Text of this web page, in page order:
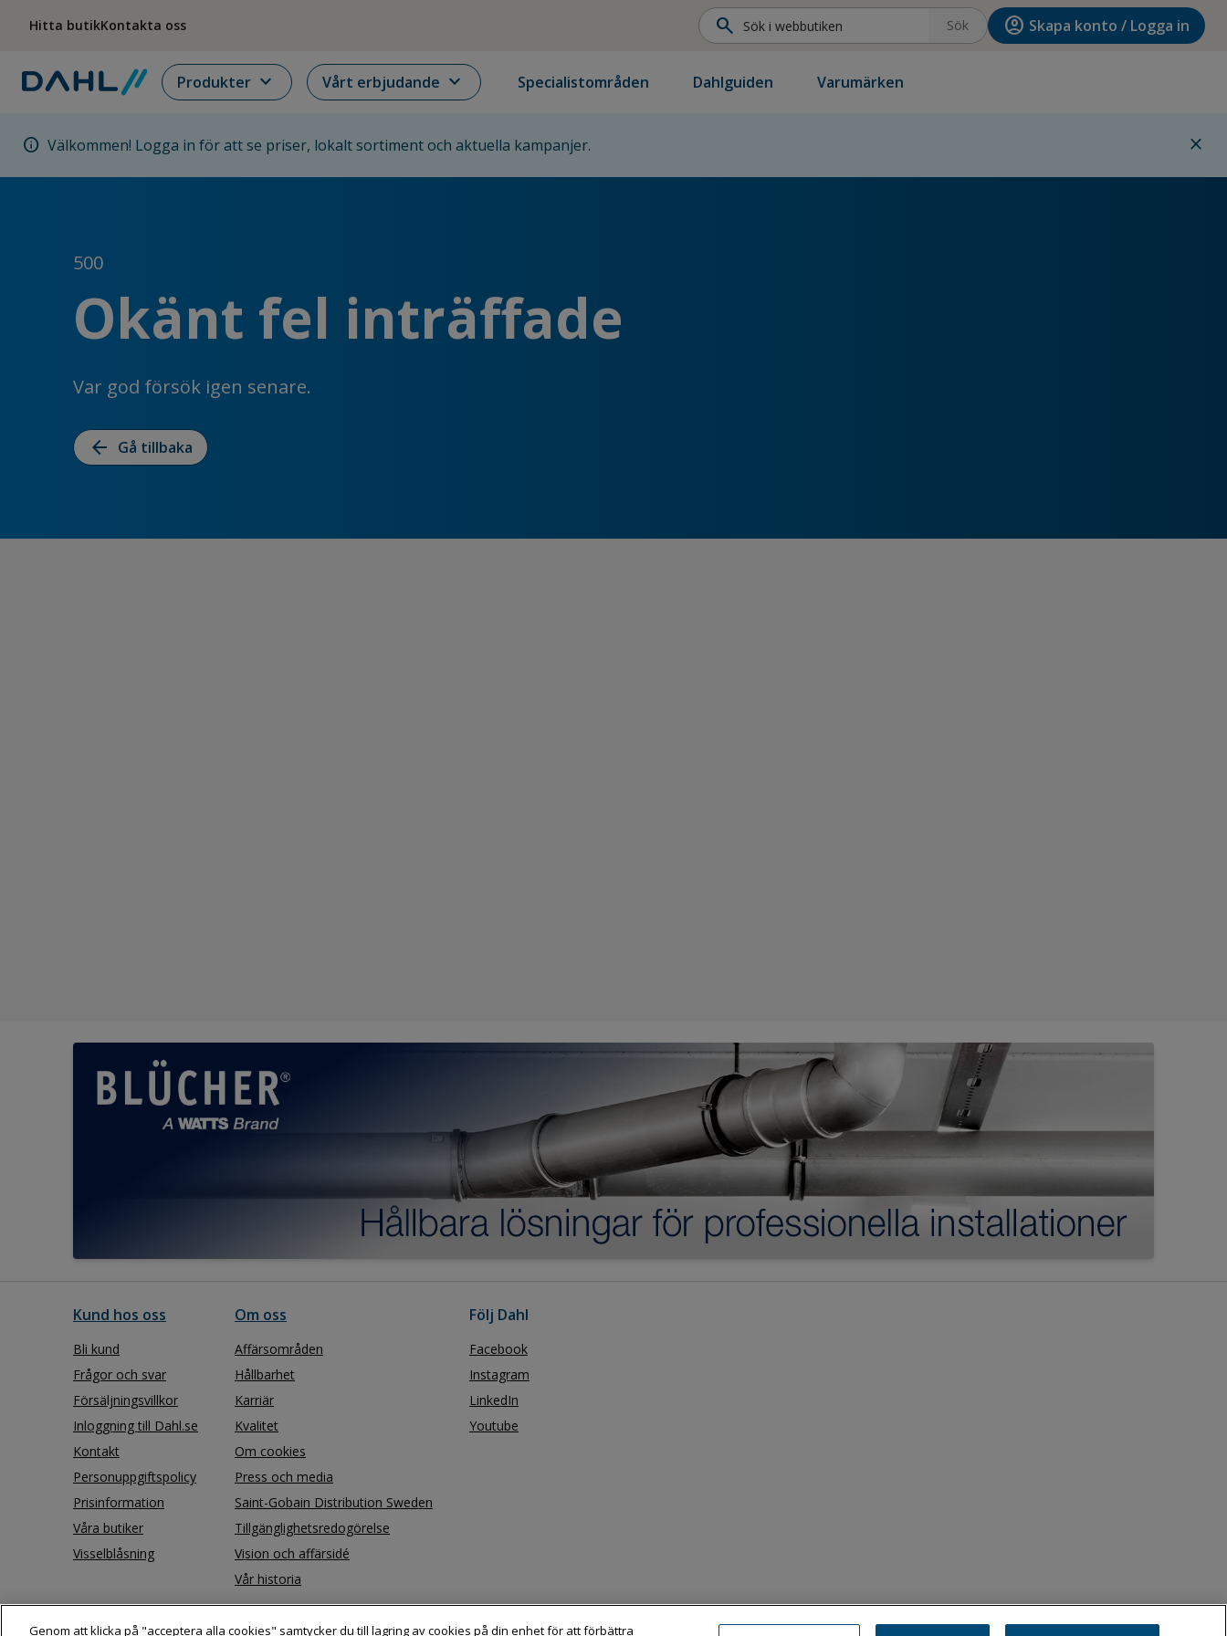
Hitta butikKontakta oss search Sök account_circle Skapa konto / Logga in
Produkter expand_more Vårt erbjudande expand_more Specialistområden Dahlguiden Varumärken
info Välkommen! Logga in för att se priser, lokalt sortiment och aktuella kampanjer. close
500
Okänt fel inträffade
Var god försök igen senare.
arrow_back Gå tillbaka
Kund hos oss
Bli kund
Frågor och svar
Försäljningsvillkor
Inloggning till Dahl.se
Kontakt
Personuppgiftspolicy
Prisinformation
Våra butiker
Visselblåsning
Om oss
Affärsområden
Hållbarhet
Karriär
Kvalitet
Om cookies
Press och media
Saint-Gobain Distribution Sweden
Tillgänglighetsredogörelse
Vision och affärsidé
Vår historia
Följ Dahl
Facebook
Instagram
LinkedIn
Youtube
Genom att klicka på "acceptera alla cookies" samtycker du till lagring av cookies på din enhet för att förbättra